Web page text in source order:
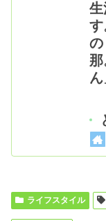
生
ライフスタイル